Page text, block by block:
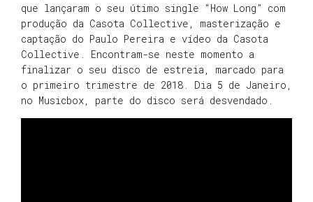
que lançaram o seu útimo single “How Long” com
produção da Casota Collective, masterização e
captação do Paulo Pereira e vídeo da Casota
Collective. Encontram-se neste momento a
finalizar o seu disco de estreia, marcado para
o primeiro trimestre de 2018. Dia 5 de Janeiro,
no Musicbox, parte do disco será desvendado.